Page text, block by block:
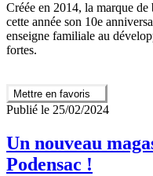
Créée en 2014, la marque
cette année son 10e
enseigne familiale au
fortes.
Mettre en favoris
Publié le 25/02/2024
Un nouveau
Podensac !